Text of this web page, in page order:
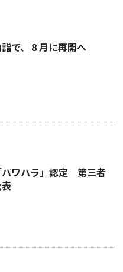
で、８月に再開へ
パワハラ」認定 第三者